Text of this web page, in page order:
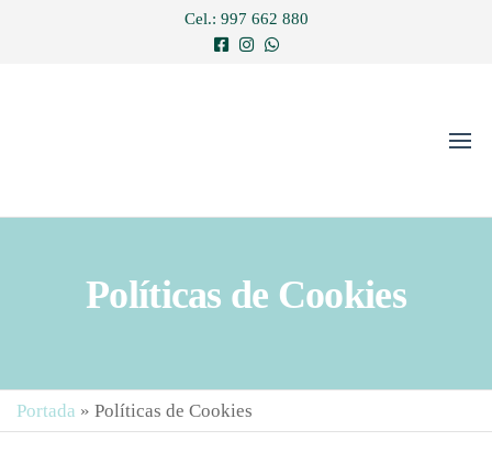
Cel.: 997 662 880
Políticas de Cookies
Portada » Políticas de Cookies